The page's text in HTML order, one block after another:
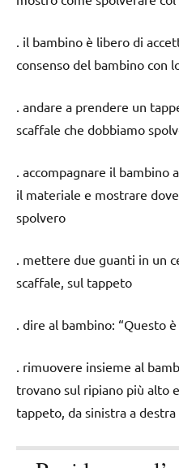
. il bambino è libero di
consenso del bambino con
. andare a prendere un
scaffale che dobbiamo
. accompagnare il bambino
il materiale e mostrare
spolvero
. mettere due guanti in un
scaffale, sul tappeto
. dire al bambino: “Questo
. rimuovere insieme al
trovano sul ripiano più alto
tappeto, da sinistra a destra